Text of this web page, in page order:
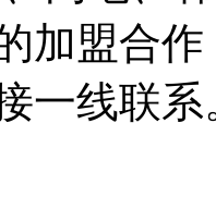
加盟合
一线联系